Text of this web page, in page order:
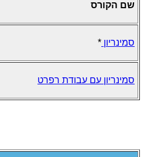
שם הקורס
סמינריון *
סמינריון עם עבודת רפרט